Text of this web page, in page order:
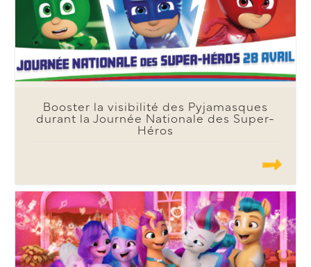
Booster la visibilité des Pyjamasques
durant la Journée Nationale des Super-
Héros
.......